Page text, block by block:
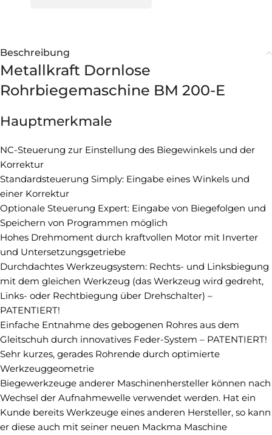
Beschreibung
Metallkraft Dornlose
Rohrbiegemaschine BM 200-E
Hauptmerkmale
NC-Steuerung zur Einstellung des Biegewinkels und der
Korrektur
Standardsteuerung Simply: Eingabe eines Winkels und
einer Korrektur
Optionale Steuerung Expert: Eingabe von Biegefolgen und
Speichern von Programmen möglich
Hohes Drehmoment durch kraftvollen Motor mit Inverter
und Untersetzungsgetriebe
Durchdachtes Werkzeugsystem: Rechts- und Linksbiegung
mit dem gleichen Werkzeug (das Werkzeug wird gedreht,
Links- oder Rechtbiegung über Drehschalter) –
PATENTIERT!
Einfache Entnahme des gebogenen Rohres aus dem
Gleitschuh durch innovatives Feder-System – PATENTIERT!
Sehr kurzes, gerades Rohrende durch optimierte
Werkzeuggeometrie
Biegewerkzeuge anderer Maschinenhersteller können nach
Wechsel der Aufnahmewelle verwendet werden. Hat ein
Kunde bereits Werkzeuge eines anderen Hersteller, so kann
er diese auch mit seiner neuen Mackma Maschine